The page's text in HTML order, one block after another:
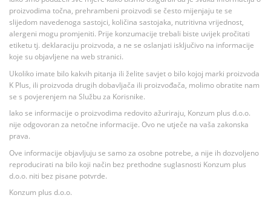
proizvodima točna, prehrambeni proizvodi se često mijenjaju te se
slijedom navedenoga sastojci, količina sastojaka, nutritivna vrijednost,
alergeni mogu promjeniti. Prije konzumacije trebali biste uvijek pročitati
etiketu tj. deklaraciju proizvoda, a ne se oslanjati isključivo na informacije
koje su objavljene na web stranici.
Ukoliko imate bilo kakvih pitanja ili želite savjet o bilo kojoj marki proizvoda
K Plus, ili proizvoda drugih dobavljača ili proizvođača, molimo obratite nam
se s povjerenjem na Službu za Korisnike.
Iako se informacije o proizvodima redovito ažuriraju, Konzum plus d.o.o.
nije odgovoran za netočne informacije. Ovo ne utječe na vaša zakonska
prava.
Ove informacije objavljuju se samo za osobne potrebe, a nije ih dozvoljeno
reproducirati na bilo koji način bez prethodne suglasnosti Konzum plus
d.o.o. niti bez pisane potvrde.
Konzum plus d.o.o.